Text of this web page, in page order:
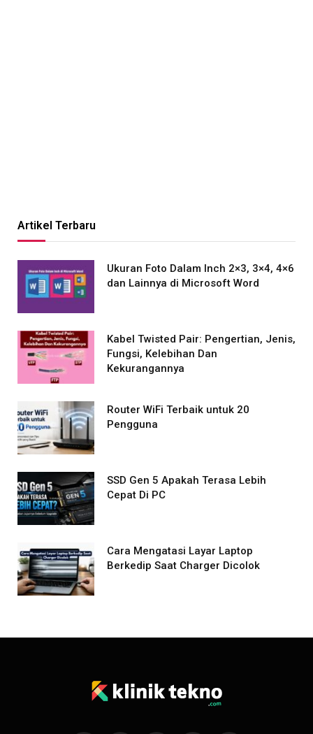
Artikel Terbaru
Ukuran Foto Dalam Inch 2×3, 3×4, 4×6
dan Lainnya di Microsoft Word
Kabel Twisted Pair: Pengertian, Jenis,
Fungsi, Kelebihan Dan
Kekurangannya
Router WiFi Terbaik untuk 20
Pengguna
SSD Gen 5 Apakah Terasa Lebih
Cepat Di PC
Cara Mengatasi Layar Laptop
Berkedip Saat Charger Dicolok